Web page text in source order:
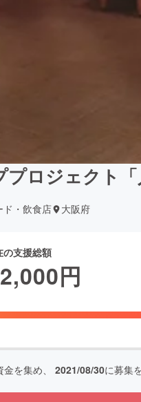
ロジェクト「
ド・飲食店 大阪府
の支援総額
円
金を集め、 2021/08/30に募集